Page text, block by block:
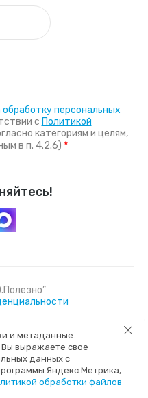
обработку персональных
с Политикой
категориям и целям,
в п. 4.2.6) *
и метаданные.
выражаете свое
данных с
Яндекс.Метрика,
обработки файлов